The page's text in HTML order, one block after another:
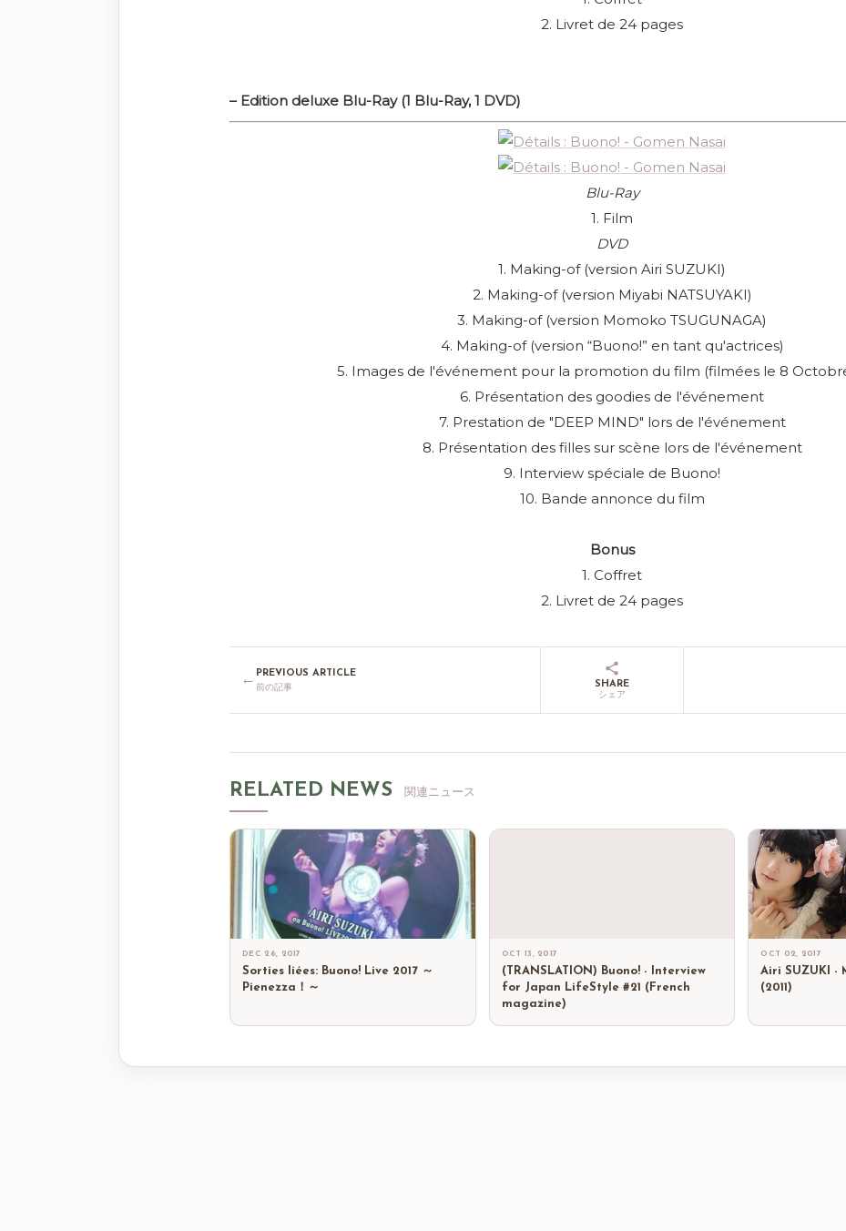
2. Livret de 24 pages
– Edition deluxe Blu-Ray (1 Blu-Ray, 1 DVD)
Blu-Ray
1. Film
DVD
1. Making-of (version Airi SUZUKI)
2. Making-of (version Miyabi NATSUYAKI)
3. Making-of (version Momoko TSUGUNAGA)
4. Making-of (version “Buono!” en tant qu'actrices)
5. Images de l'événement pour la promotion du film (filmées le 8 Octobre
6. Présentation des goodies de l'événement
7. Prestation de "DEEP MIND" lors de l'événement
8. Présentation des filles sur scène lors de l'événement
9. Interview spéciale de Buono!
10. Bande annonce du film
Bonus
1. Coffret
2. Livret de 24 pages
← PREVIOUS ARTICLE
前の記事
SHARE
シェア
RELATED NEWS 関連ニュース
DEC 26, 2017
Sorties liées: Buono! Live 2017 ～
Pienezza！～
OCT 13, 2017
(TRANSLATION) Buono! - Interview
for Japan LifeStyle #21 (French
magazine)
OCT 02, 2017
Airi SUZUKI -
(2011)